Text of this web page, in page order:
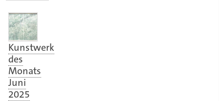
Kunstwerk
des
Monats
Juni
2025